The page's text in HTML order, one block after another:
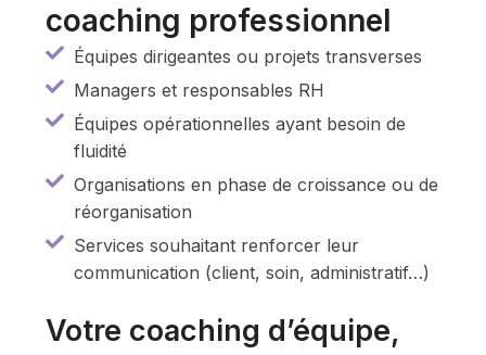
coaching professionnel
Équipes dirigeantes ou projets transverses
Managers et responsables RH
Équipes opérationnelles ayant besoin de
fluidité
Organisations en phase de croissance ou de
réorganisation
Services souhaitant renforcer leur
communication (client, soin, administratif…)
Votre coaching d’équipe,